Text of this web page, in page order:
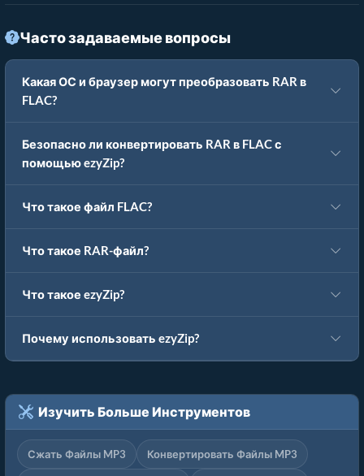
Часто задаваемые вопросы
Какая ОС и браузер могут преобразовать RAR в
FLAC?
Безопасно ли конвертировать RAR в FLAC с
помощью ezyZip?
Что такое файл FLAC?
Что такое RAR-файл?
Что такое ezyZip?
Почему использовать ezyZip?
Изучить Больше Инструментов
Сжать Файлы MP3 Конвертировать Файлы MP3